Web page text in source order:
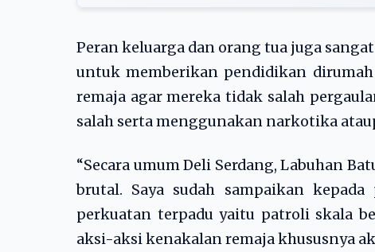
Peran keluarga dan orang tua juga
untuk memberikan pendidikan
remaja agar mereka tidak salah
salah serta menggunakan narkotika
“Secara umum Deli Serdang, Labuhan
brutal. Saya sudah sampaikan
perkuatan terpadu yaitu patroli skala
aksi-aksi kenakalan remaja khususnya